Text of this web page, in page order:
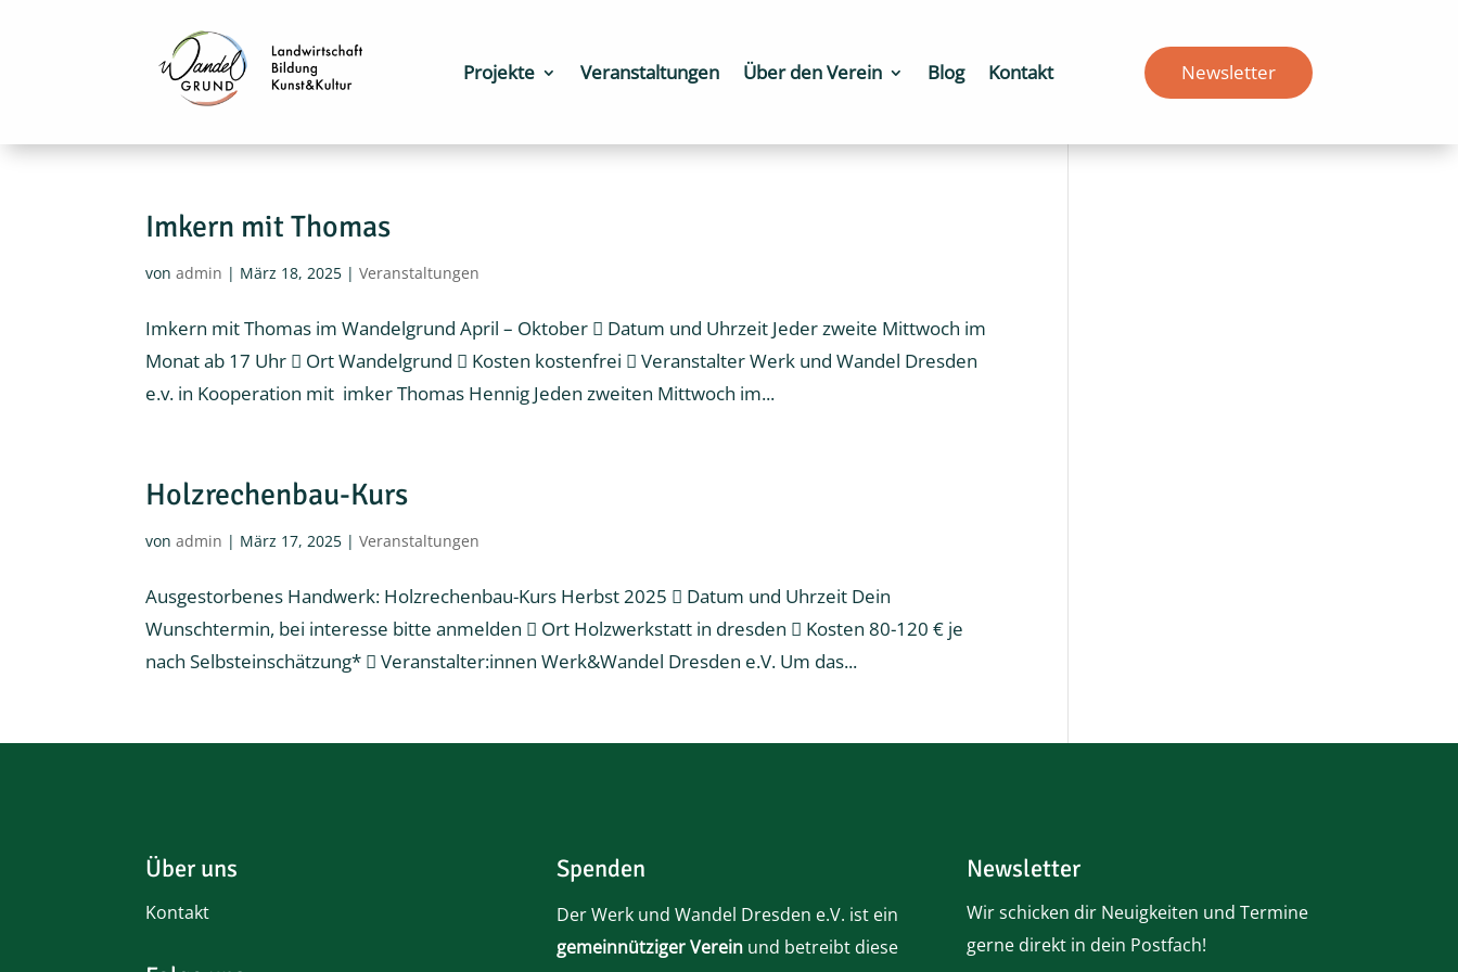
Projekte Veranstaltungen Über den Verein Blog Kontakt Newsletter
Imkern mit Thomas
vonadmin | März 18, 2025 |Veranstaltungen
Imkern mit Thomas im Wandelgrund April – Oktober  Datum und Uhrzeit Jeder zweite Mittwoch im
Monat ab 17 Uhr  Ort Wandelgrund  Kosten kostenfrei  Veranstalter Werk und Wandel Dresden
e.v. in Kooperation mit imker Thomas Hennig Jeden zweiten Mittwoch im...
Holzrechenbau-Kurs
vonadmin | März 17, 2025 |Veranstaltungen
Ausgestorbenes Handwerk: Holzrechenbau-Kurs Herbst 2025  Datum und Uhrzeit Dein
Wunschtermin, bei interesse bitte anmelden  Ort Holzwerkstatt in dresden  Kosten 80-120 € je
nach Selbsteinschätzung*  Veranstalter:innen Werk&Wandel Dresden e.V. Um das...
Über uns
Kontakt
Spenden
Der Werk und Wandel Dresden e.V. ist ein
gemeinnütziger Vereinund betreibt diese
Newsletter
Wir schicken dir Neuigkeiten und Termine
gerne direkt in dein Postfach!